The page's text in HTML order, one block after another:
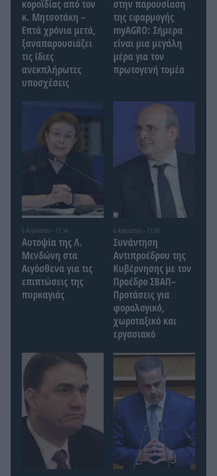
κοροϊδίας από τον
κ. Μητσοτάκη –
Επτά χρόνια μετά,
ξαναπαρουσιάζει
τις ίδιες
ανεκπλήρωτες
υποσχέσεις
στην παρουσίαση
της εφαρμογής
myAGRO: Σήμερα
είναι μια μεγάλη
μέρα για τον
πρωτογενή τομέα
6 Αυγούστου - 11:34
Αυτοψία της Λ.
Μενδώνη στα
Αιγόσθενα για τις
επιπτώσεις της
πυρκαγιάς
6 Αυγούστου - 11:08
Συνάντηση
Αντιπροέδρου της
Κυβέρνησης με τον
Προέδρο ΣΒΑΠ–
Προτάσεις για
φορολογικό,
χωροταξικό και
εργασιακό